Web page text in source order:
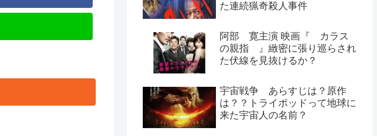
た連続猟奇殺人事件
阿部 寛主演 映画『 カラス
の親指 』緻密に張り巡らされ
た伏線を見抜けるか？
宇宙戦争 あらすじは？原作
は？？トライポッドって地球に
来た宇宙人の名前？